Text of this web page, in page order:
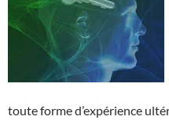
toute forme d’expérience